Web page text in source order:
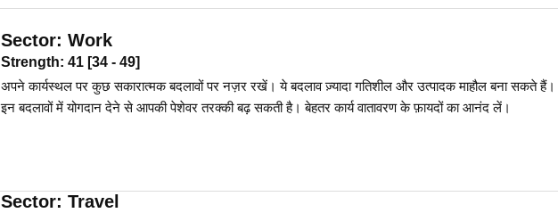
Sector: Work
Strength: 41 [34 - 49]
अपने कार्यस्थल पर कुछ सकारात्मक बदलावों पर नज़र रखें। ये बदलाव ज़्यादा गतिशील और उत्पादक माहौल बना सकते हैं।
इन बदलावों में योगदान देने से आपकी पेशेवर तरक्की बढ़ सकती है। बेहतर कार्य वातावरण के फ़ायदों का आनंद लें।
Sector: Travel